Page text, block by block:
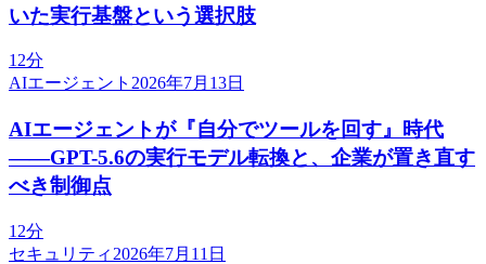
いた実行基盤という選択肢
12分
AIエージェント 2026年7月13日
AIエージェントが『自分でツールを回す』時代
——GPT-5.6の実行モデル転換と、企業が置き直す
べき制御点
12分
セキュリティ 2026年7月11日